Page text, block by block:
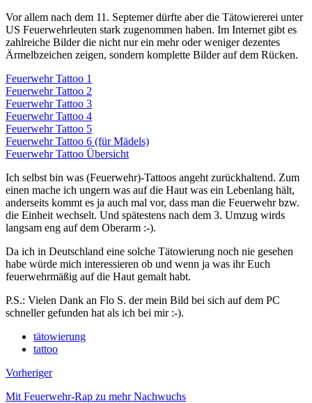
Vor allem nach dem 11. Septemer dürfte aber die Tätowiererei unter
US Feuerwehrleuten stark zugenommen haben. Im Internet gibt es
zahlreiche Bilder die nicht nur ein mehr oder weniger dezentes
Ärmelbzeichen zeigen, sondern komplette Bilder auf dem Rücken.
Feuerwehr Tattoo 1
Feuerwehr Tattoo 2
Feuerwehr Tattoo 3
Feuerwehr Tattoo 4
Feuerwehr Tattoo 5
Feuerwehr Tattoo 6 (für Mädels)
Feuerwehr Tattoo Übersicht
Ich selbst bin was (Feuerwehr)-Tattoos angeht zurückhaltend. Zum
einen mache ich ungern was auf die Haut was ein Lebenlang hält,
anderseits kommt es ja auch mal vor, dass man die Feuerwehr bzw.
die Einheit wechselt. Und spätestens nach dem 3. Umzug wirds
langsam eng auf dem Oberarm :-).
Da ich in Deutschland eine solche Tätowierung noch nie gesehen
habe würde mich interessieren ob und wenn ja was ihr Euch
feuerwehrmäßig auf die Haut gemalt habt.
P.S.: Vielen Dank an Flo S. der mein Bild bei sich auf dem PC
schneller gefunden hat als ich bei mir :-).
tätowierung
tattoo
Vorheriger
Mit Feuerwehr-Rap zu mehr Nachwuchs